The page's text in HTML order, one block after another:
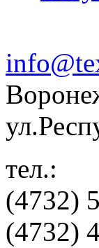
тел.:
(4732)
(4732)